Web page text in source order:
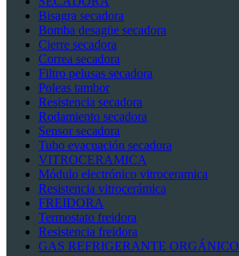
Bisagra secadora
Bomba desagüe secadora
Cierre secadora
Correa secadora
Filtro pelusas secadora
Poleas tambor
Resistencia secadora
Rodamiento secadora
Sensor secadora
Tubo evacuación secadora
VITROCERAMICA
Módulo electrónico vitroceramica
Resistencia vitrocerámica
FREIDORA
Termostato freidora
Resistencia freidora
GAS REFRIGERANTE ORGÁNICO